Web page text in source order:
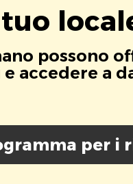
possono
accedere a
per i